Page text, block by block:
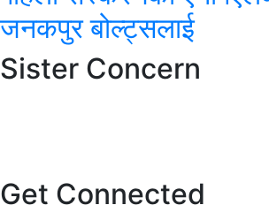
जनकपुर बोल्ट्सलाई
Sister Concern
Get Connected